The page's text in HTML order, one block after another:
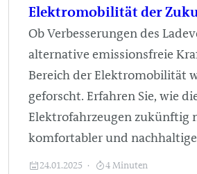
Elektromobilität der
Ob Verbesserungen des
alternative emissionsfreie
Bereich der Elektromobilität
geforscht. Erfahren Sie, wie
Elektrofahrzeugen zukünftig
komfortabler und
24.01.2025 4 Minuten